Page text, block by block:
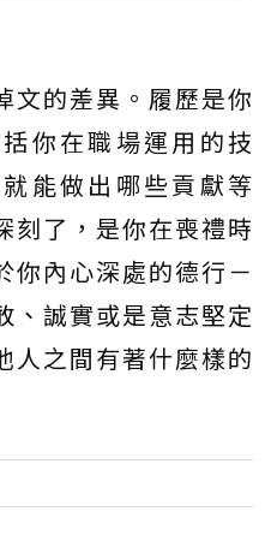
文的差異。履歷是你
你在職場運用的技
能做出哪些貢獻等
刻了，是你在喪禮時
你內心深處的德行－
、誠實或是意志堅定
人之間有著什麼樣的